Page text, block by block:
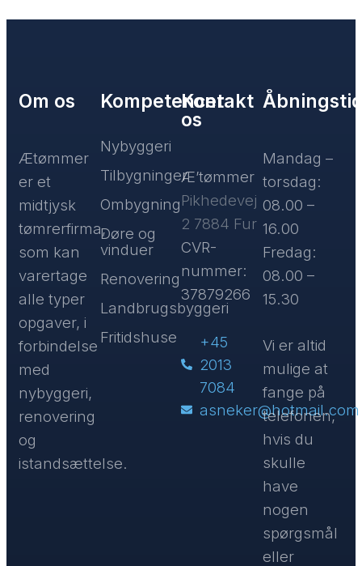
Om os
Ætømmer
er et
midtjysk
tømrerfirma,
som kan
varertage
alle typer
opgaver, i
forbindelse
med
nybyggeri,
renovering
og
istandsættelse.
Kompetencer
Nybyggeri
Tilbygninger
Ombygning
Døre og
vinduer
Renovering
Landbrugsbyggeri
Fritidshuse
Kontakt
os
​Æ’tømmer
Pikhedevej
2 7884 Fur
CVR-
nummer:
37879266
+45
2013
7084
asneker@hotmail.com
Mandag –
torsdag:
08.00 –
16.00
Fredag:
08.00 –
15.30
Vi er altid
mulige at
fange på
telefonen,
hvis du
skulle
have
nogen
spørgsmål
eller